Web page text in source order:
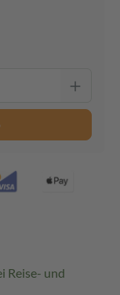
Reise- und